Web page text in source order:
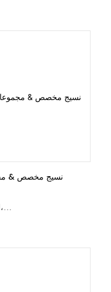
نسيج مخصص &
المواد: 100% قطن ساتين أو حسب الطلب،